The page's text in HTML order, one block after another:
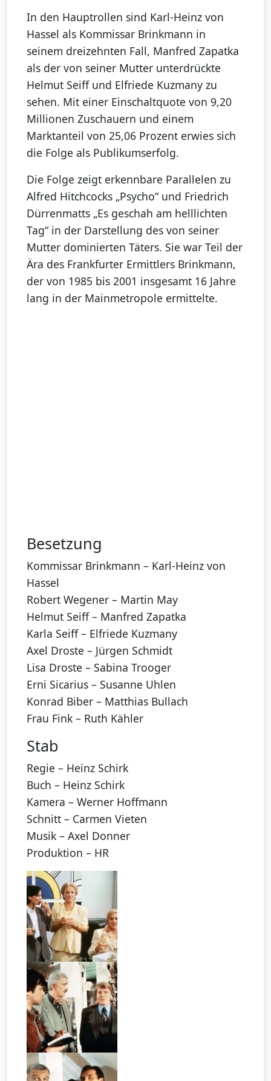
In den Hauptrollen sind Karl-Heinz von
Hassel als Kommissar Brinkmann in
seinem dreizehnten Fall, Manfred Zapatka
als der von seiner Mutter unterdrückte
Helmut Seiff und Elfriede Kuzmany zu
sehen. Mit einer Einschaltquote von 9,20
Millionen Zuschauern und einem
Marktanteil von 25,06 Prozent erwies sich
die Folge als Publikumserfolg.
Die Folge zeigt erkennbare Parallelen zu
Alfred Hitchcocks „Psycho“ und Friedrich
Dürrenmatts „Es geschah am helllichten
Tag“ in der Darstellung des von seiner
Mutter dominierten Täters. Sie war Teil der
Ära des Frankfurter Ermittlers Brinkmann,
der von 1985 bis 2001 insgesamt 16 Jahre
lang in der Mainmetropole ermittelte.
Besetzung
Kommissar Brinkmann – Karl-Heinz von
Hassel
Robert Wegener – Martin May
Helmut Seiff – Manfred Zapatka
Karla Seiff – Elfriede Kuzmany
Axel Droste – Jürgen Schmidt
Lisa Droste – Sabina Trooger
Erni Sicarius – Susanne Uhlen
Konrad Biber – Matthias Bullach
Frau Fink – Ruth Kähler
Stab
Regie – Heinz Schirk
Buch – Heinz Schirk
Kamera – Werner Hoffmann
Schnitt – Carmen Vieten
Musik – Axel Donner
Produktion – HR